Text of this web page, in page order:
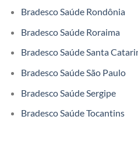
Bradesco Saúde Rondônia
Bradesco Saúde Roraima
Bradesco Saúde Santa
Bradesco Saúde São Paulo
Bradesco Saúde Sergipe
Bradesco Saúde Tocantins